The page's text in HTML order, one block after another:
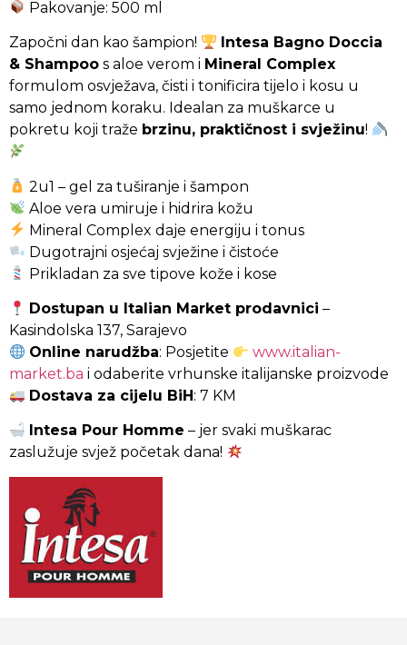
Pakovanje: 500 ml
Započni dan kao šampion!
Intesa Bagno Doccia
& Shampoo s aloe verom i Mineral Complex
formulom osvježava, čisti i tonificira tijelo i kosu u
samo jednom koraku. Idealan za muškarce u
pokretu koji traže brzinu, praktičnost i svježinu!
2u1 – gel za tuširanje i šampon
Aloe vera umiruje i hidrira kožu
Mineral Complex daje energiju i tonus
Dugotrajni osjećaj svježine i čistoće
Prikladan za sve tipove kože i kose
Dostupan u Italian Market prodavnici –
Kasindolska 137, Sarajevo
Online narudžba: Posjetite
www.italian-
market.ba i odaberite vrhunske italijanske proizvode
Dostava za cijelu BiH: 7 KM
Intesa Pour Homme – jer svaki muškarac
zaslužuje svjež početak dana!